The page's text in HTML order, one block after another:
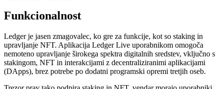
Funkcionalnost
Ledger je jasen zmagovalec, ko gre za funkcije, kot so staking in
upravljanje NFT. Aplikacija Ledger Live uporabnikom omogoča
nemoteno upravljanje širokega spektra digitalnih sredstev, vključno s
stakingom, NFT in interakcijami z decentraliziranimi aplikacijami
(DApps), brez potrebe po dodatni programski opremi tretjih oseb.